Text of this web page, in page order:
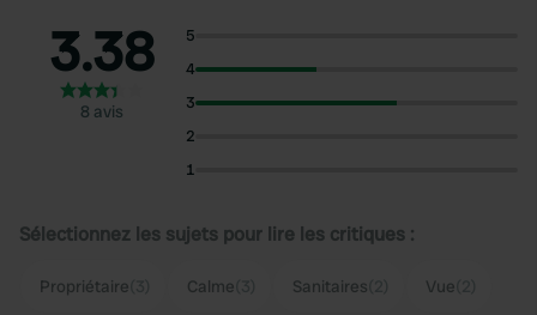
3.38
8 avis
5
4
3
2
1
Sélectionnez les sujets pour lire les critiques :
Propriétaire Calme Sanitaires Vue